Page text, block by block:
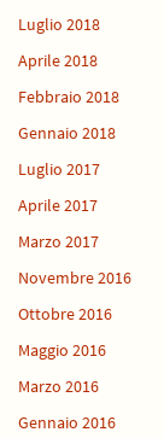
Luglio 2018
Aprile 2018
Febbraio 2018
Gennaio 2018
Luglio 2017
Aprile 2017
Marzo 2017
Novembre 2016
Ottobre 2016
Maggio 2016
Marzo 2016
Gennaio 2016